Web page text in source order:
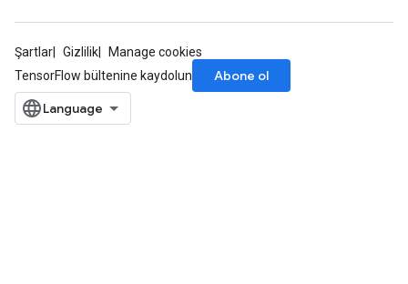
Şartlar Gizlilik
Manage cookies
TensorFlow bültenine kaydolun
Abone ol